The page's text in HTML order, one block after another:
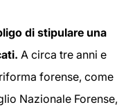
di stipulare una
A circa tre anni e
forense, come
Nazionale Forense,